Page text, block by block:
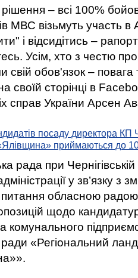
– всі 100%
МВС візьмуть участь
і відсидітись –
Усім, хто з честю
свій обов'язок –
своїй сторінці в
справ України Арсен
посаду директора КП
приймаються до
рада при Чернігівській
у зв’язку з
питання обласною
щодо
комунального
ради «Регіональний